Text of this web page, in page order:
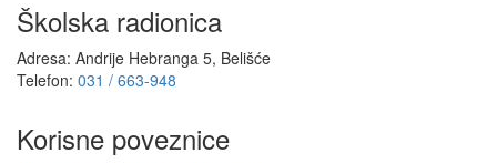
Školska radionica
Adresa: Andrije Hebranga 5, Belišće
Telefon: 031 / 663-948
Korisne poveznice